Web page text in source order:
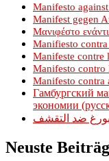
Manifesto
Manifest gegen
Μανιφέστο
Manifiesto
Manifeste contre
Manifesto contro
Manifesto contra
Гамбургский
экономии
ضد التقشف
Neuste